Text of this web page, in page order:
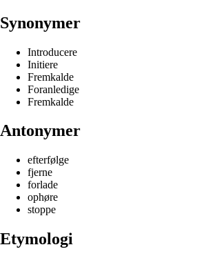
Synonymer
Introducere
Initiere
Fremkalde
Foranledige
Fremkalde
Antonymer
efterfølge
fjerne
forlade
ophøre
stoppe
Etymologi